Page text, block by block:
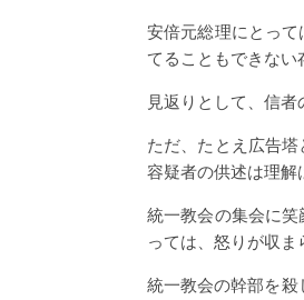
安倍元総理にとっ
てることもできない
見返りとして、信
ただ、たとえ広告
容疑者の供述は理解
統一教会の集会に
っては、怒りが収
統一教会の幹部を